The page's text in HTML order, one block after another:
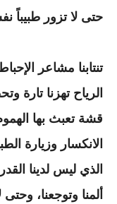
حتى لا تزور طبيباً
تنتابنا مشاعر
الرياح تهزنا تارة
قشة تعبث بها
الانكسار وزيارة
الذي ليس لدينا
ألمنا وتوجعنا،